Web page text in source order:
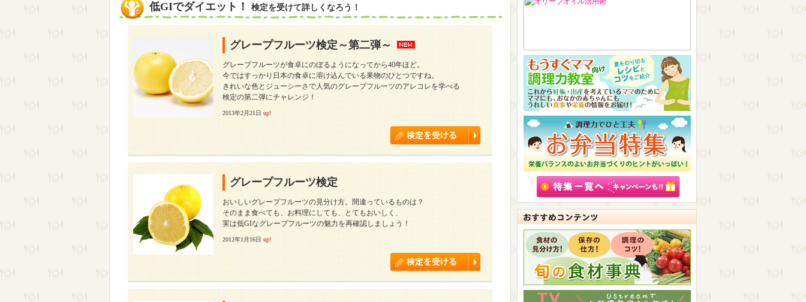
低GIでダイエット！ 検定を受けて詳しくなろう！
グレープフルーツ検定～第二弾～
グレープフルーツが食卓にのぼるようになってから40年ほど。
今ではすっかり日本の食卓に溶け込んでいる果物のひとつですね。
きれいな色とジューシーさで人気のグレープフルーツのアレコレを学べる
検定の第二弾にチャレンジ！
2013年2月21日up!
グレープフルーツ検定
おいしいグレープフルーツの見分け方。間違っているものは？
そのまま食べても、お料理にしても、とてもおいしく、
実は低GIなグレープフルーツの魅力を再確認しましょう！
2012年1月16日up!